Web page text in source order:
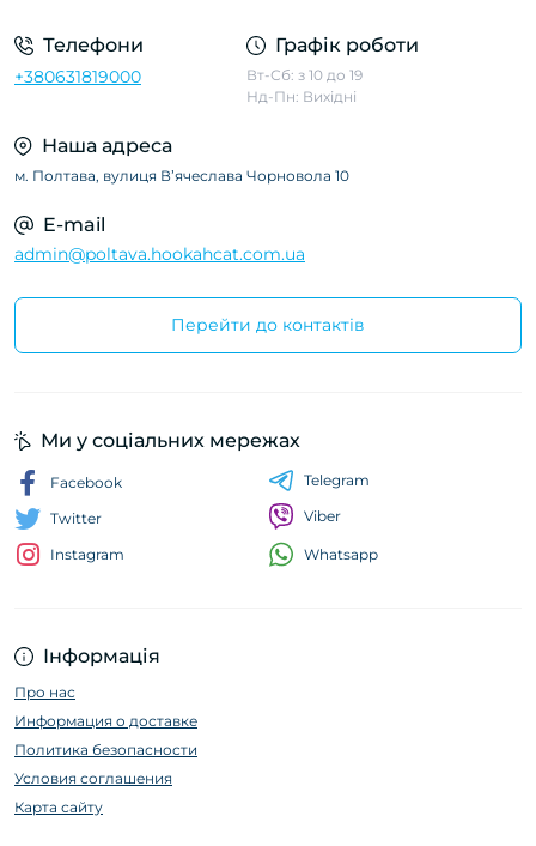
Телефони
+380631819000
Графік роботи
Вт-Сб: з 10 до 19
Нд-Пн: Вихідні
Наша адреса
м. Полтава, вулиця Вʼячеслава Чорновола 10
E-mail
admin@poltava.hookahcat.com.ua
Перейти до контактів
Інформація
Про нас
Информация о доставке
Политика безопасности
Условия соглашения
Карта сайту
Ми у соціальних мережах
Facebook
Twitter
Instagram
Telegram
Viber
Whatsapp